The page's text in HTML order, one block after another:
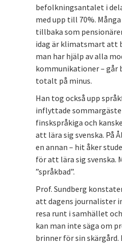
befolkningsantalet i
med upp till 70%.
tillbaka som
idag är klimatsmart att
man har hjälp av alla
kommunikationer –
totalt på minus.
Han tog också upp
inflyttade
finskspråkiga och
att lära sig svenska. På
en annan – hit åker
för att lära sig svenska.
”språkbad”.
Prof. Sundberg
att dagens journalister
resa runt i samhället
kan man inte säga om
brinner för sin skärgård.